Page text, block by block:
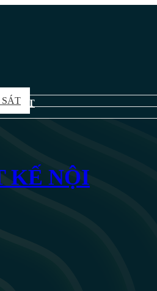
THẤT
KẾ NỘI